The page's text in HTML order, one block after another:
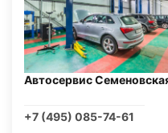
Автосервис
+7 (495) 085-74-61